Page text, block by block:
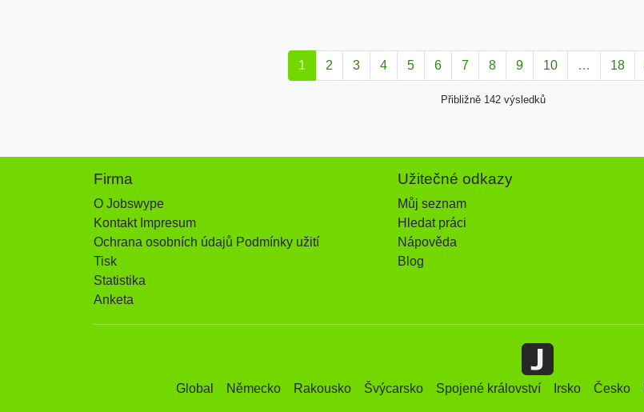
1 2 3 4 5 6 7 8 9 10 … 18
Přibližně 142 výsledků
Firma
O Jobswype
Kontakt Impresum
Ochrana osobních údajů Podmínky užití
Tisk
Statistika
Anketa
Užitečné odkazy
Můj seznam
Hledat práci
Nápověda
Blog
Global Německo Rakousko Švýcarsko Spojené království Irsko Česko